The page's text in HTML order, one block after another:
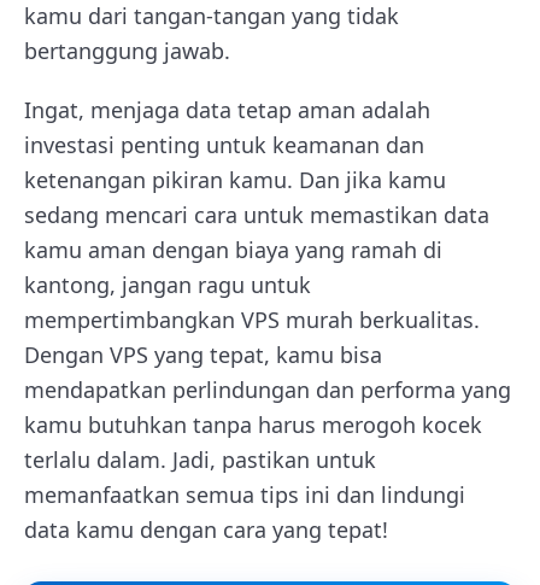
kamu dari tangan-tangan yang tidak
bertanggung jawab.
Ingat, menjaga data tetap aman adalah
investasi penting untuk keamanan dan
ketenangan pikiran kamu. Dan jika kamu
sedang mencari cara untuk memastikan data
kamu aman dengan biaya yang ramah di
kantong, jangan ragu untuk
mempertimbangkan VPS murah berkualitas.
Dengan VPS yang tepat, kamu bisa
mendapatkan perlindungan dan performa yang
kamu butuhkan tanpa harus merogoh kocek
terlalu dalam. Jadi, pastikan untuk
memanfaatkan semua tips ini dan lindungi
data kamu dengan cara yang tepat!